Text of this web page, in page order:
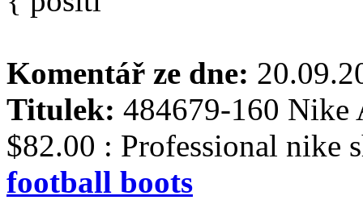
Komentář ze dne:
Titulek: 484679-160 Nike
$82.00 : Professional nike
football boots